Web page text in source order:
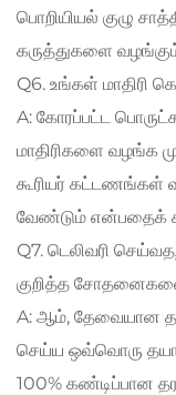
பொறியியல் குழு
கருத்துகளை
Q6. உங்கள்
A: கோரப்பட்ட
மாதிரிகளை வழங்க
கூரியர் கட்டணங்கள்
வேண்டும் என்பதைக்
Q7. டெலிவரி
குறித்த
A: ஆம், தேவையான
செய்ய ஒவ்வொரு
100% கண்டிப்பான